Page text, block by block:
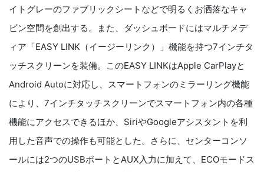
イトグレーのファブリックシートなどで明るくお洒落なキャ
ビン空間を創出する。また、ダッシュボードにはマルチメデ
ィア「EASY LINK（イージーリンク）」機能を持つ7インチタ
ッチスクリーンを装備。このEASY LINKはApple CarPlayと
Android Autoに対応し、スマートフォンのミラーリング機能
により、7インチタッチスクリーンでスマートフォン内の各種
機能にアクセスできるほか、SiriやGoogleアシスタントを利
用した音声での操作も可能とした。さらに、センターコンソ
ールには2つのUSBポートとAUX入力に加えて、ECOモードス